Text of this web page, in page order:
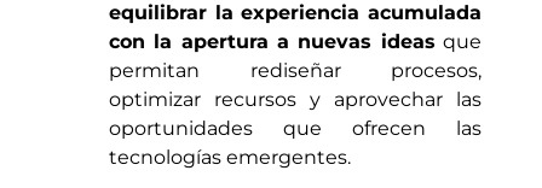
equilibrar la experiencia acumulada
con la apertura a nuevas ideas que
permitan rediseñar procesos,
optimizar recursos y aprovechar las
oportunidades que ofrecen las
tecnologías emergentes.